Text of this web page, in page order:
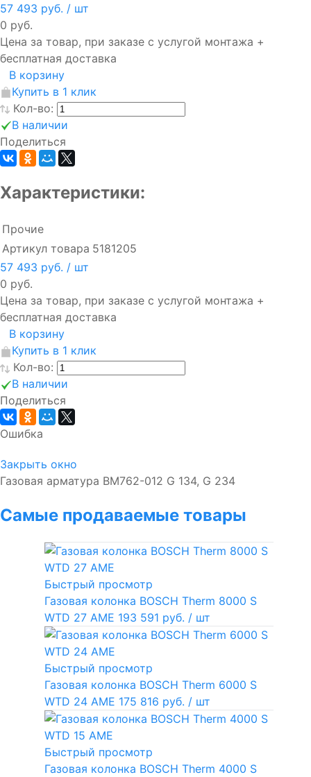
57 493 руб. / шт
0 руб.
Цена за товар, при заказе с услугой монтажа +
бесплатная доставка
В корзину
Купить в 1 клик
Кол-во:
В наличии
Поделиться
Характеристики:
Прочие
Артикул товара 5181205
57 493 руб. / шт
0 руб.
Цена за товар, при заказе с услугой монтажа +
бесплатная доставка
В корзину
Купить в 1 клик
Кол-во:
В наличии
Поделиться
Ошибка
Закрыть окно
Газовая арматура BM762-012 G 134, G 234
Самые продаваемые товары
Быстрый просмотр
Газовая колонка BOSCH Therm 8000 S
WTD 27 AME 193 591 руб. / шт
Быстрый просмотр
Газовая колонка BOSCH Therm 6000 S
WTD 24 AME 175 816 руб. / шт
Быстрый просмотр
Газовая колонка BOSCH Therm 4000 S